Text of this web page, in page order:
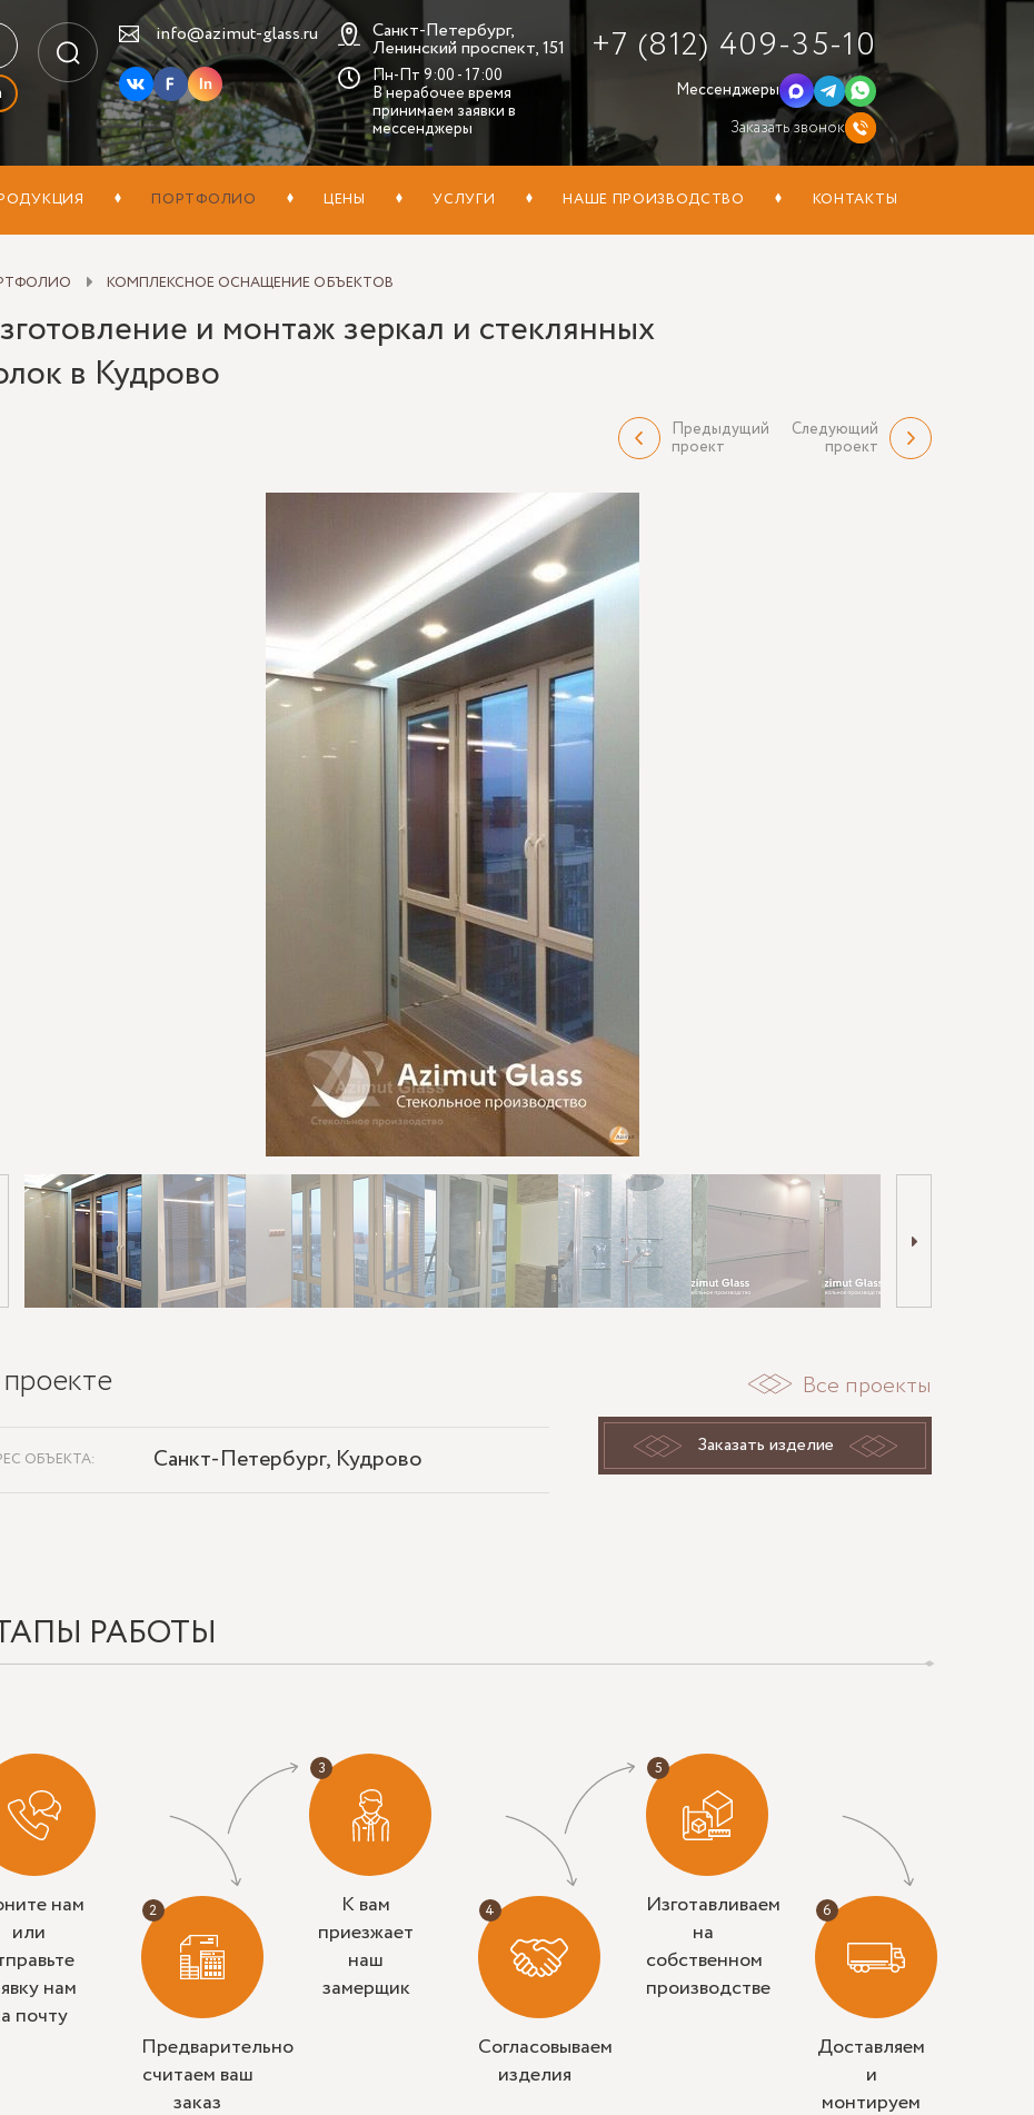
info@azimut-glass.ru
In
Санкт-Петербург,
Ленинский проспект, 151
Пн-Пт 9:00 - 17:00
В нерабочее время
принимаем заявки в
мессенджеры
+7 (812) 409-35-10
Мессенджеры
Заказать звонок
ПОРТФОЛИО ЦЕНЫ УСЛУГИ НАШЕ ПРОИЗВОДСТВО КОНТАКТЫ
КОМПЛЕКСНОЕ ОСНАЩЕНИЕ ОБЪЕКТОВ
и монтаж зеркал и стеклянных
в Кудрово
Предыдущий
проект
Следующий
проект
Все проекты
Заказать изделие
ОБЪЕКТА: Санкт-Петербург, Кудрово
РАБОТЫ
нам
или
нам
почту
Предварительно
считаем ваш
заказ
К вам
приезжает
наш
замерщик
Согласовываем
изделия
Изготавливаем
на
собственном
производстве
Доставляем
и
монтируем